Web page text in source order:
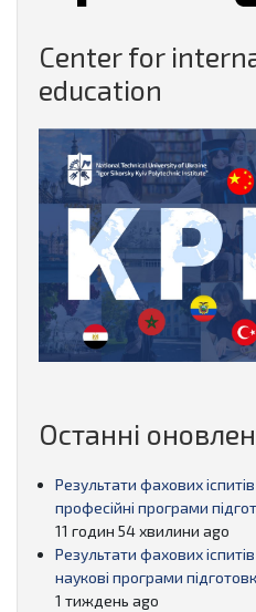
Center for
education
Останні
Результати фахових
професійні програми
11 годин 54 хвилини ago
Результати фахових
наукові програми
1 тиждень ago